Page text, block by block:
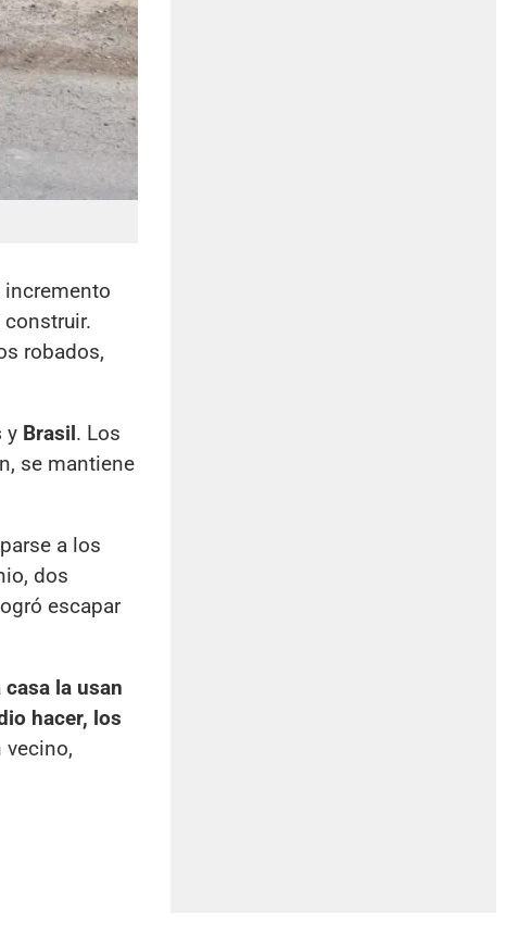
robados,
y Brasil. Los
se mantiene
a los
dos
escapar
la usan
hacer, los
vecino,